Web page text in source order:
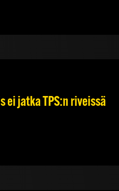
ei jatka TPS:n riveissä